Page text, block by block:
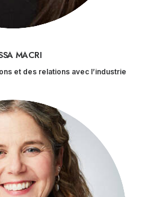
MACRI
et des relations avec l’industrie